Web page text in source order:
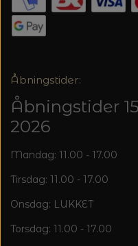
Åbningstider:
Åbningstider
2026
Mandag: 11.00 - 17.00
Tirsdag: 11.00 - 17.00
Onsdag: LUKKET
Torsdag: 11.00 - 17.00